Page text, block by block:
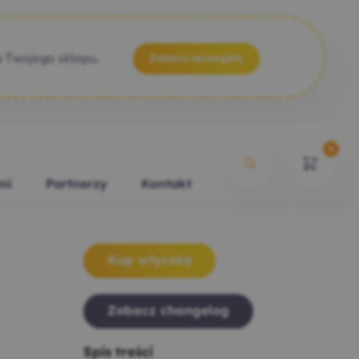
sklepu. Zobacz szczegóły
Partnerzy Kontakt
Kup wtyczkę
Zobacz changelog
Spis treści